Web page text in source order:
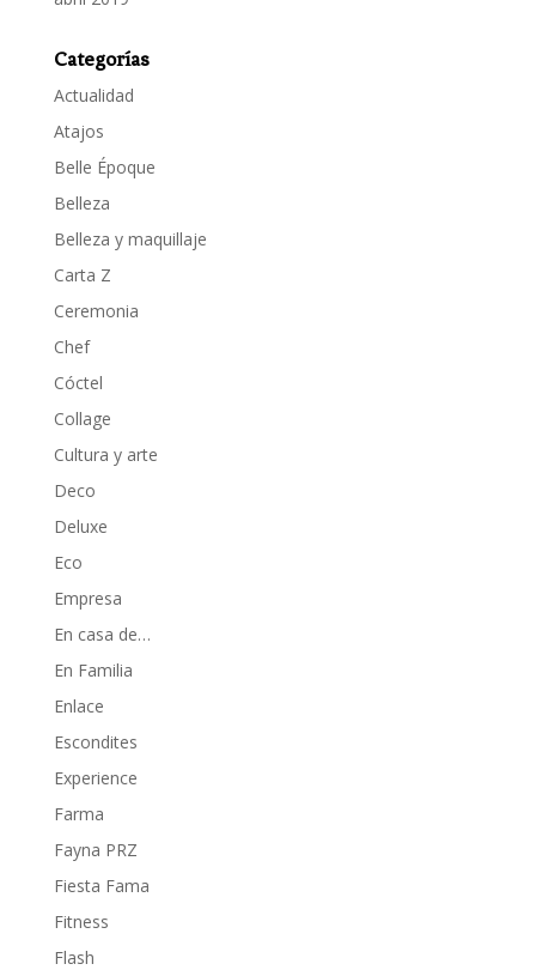
Categorías
Actualidad
Atajos
Belle Époque
Belleza
Belleza y maquillaje
Carta Z
Ceremonia
Chef
Cóctel
Collage
Cultura y arte
Deco
Deluxe
Eco
Empresa
En casa de…
En Familia
Enlace
Escondites
Experience
Farma
Fayna PRZ
Fiesta Fama
Fitness
Flash